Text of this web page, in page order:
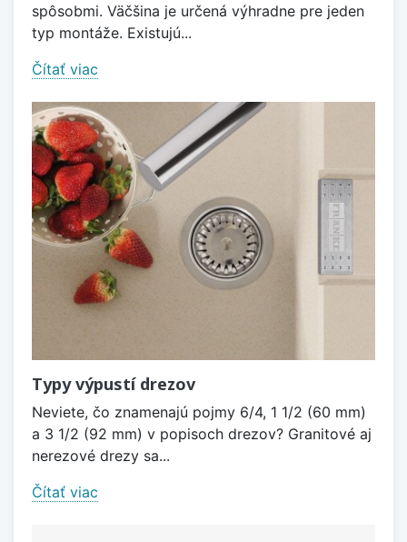
spôsobmi. Väčšina je určená výhradne pre jeden
typ montáže. Existujú...
Čítať viac
Typy výpustí drezov
Neviete, čo znamenajú pojmy 6/4, 1 1/2 (60 mm)
a 3 1/2 (92 mm) v popisoch drezov? Granitové aj
nerezové drezy sa...
Čítať viac